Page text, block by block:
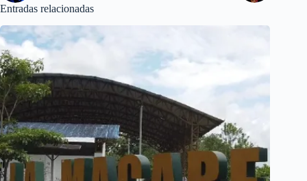
Entradas relacionadas